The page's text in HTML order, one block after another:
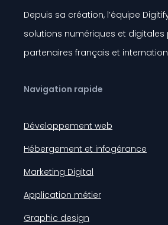
Depuis sa création, l’équipe
solutions numériques et digitales
partenaires français et
Navigation rapide
Développement web
Hébergement et infogérance
Marketing Digital
Application métier
Graphic design